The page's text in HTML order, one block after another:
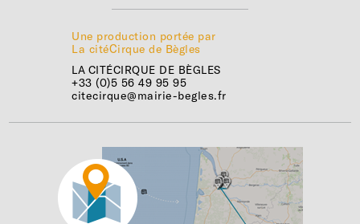
Une production portée par
La citéCirque de Bègles
LA CITÉCIRQUE DE BÈGLES
+33 (0)5 56 49 95 95
citecirque@mairie-begles.fr